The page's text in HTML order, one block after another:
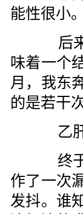
能性很小
后来
味着一个
月，我东
的是若干
乙肝
终于
作了一次
发抖。谁